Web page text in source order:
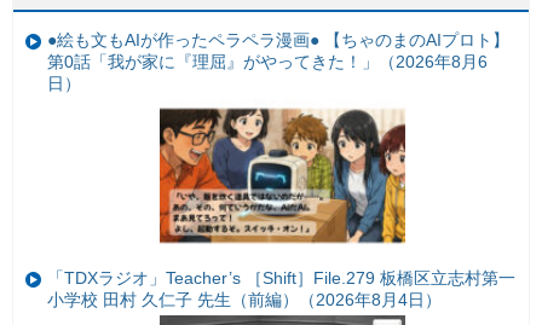
●絵も文もAIが作ったペラペラ漫画● 【ちゃのまのAIプロト】
第0話「我が家に『理屈』がやってきた！」（2026年8月6
日）
「TDXラジオ」Teacher’s ［Shift］File.279 板橋区立志村第一
小学校 田村 久仁子 先生（前編）（2026年8月4日）